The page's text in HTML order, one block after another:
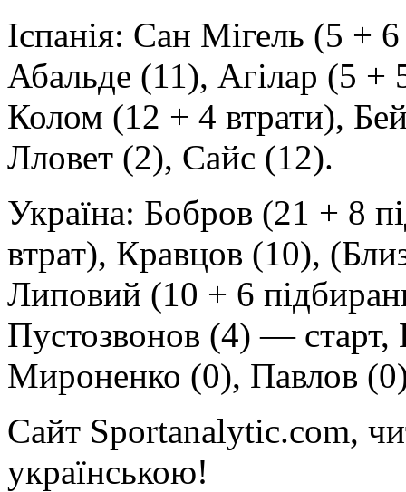
Іспанія: Сан Мігель (5 +
Абальде (11), Агілар (5 +
Колом (12 + 4 втрати),
Лловет (2), Сайс (12).
Україна: Бобров (21 + 8
втрат), Кравцов (10),
Липовий (10 + 6
Пустозвонов (4) — старт,
Мироненко (0), Павлов
Сайт Sportanalytic.com,
українською!